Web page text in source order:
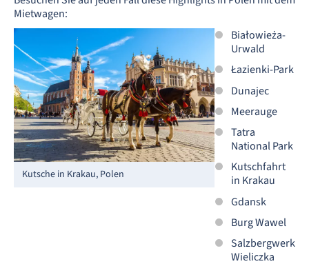
Mietwagen:
Kutsche in Krakau, Polen
Białowieża-
Urwald
Łazienki-Park
Dunajec
Meerauge
Tatra
National Park
Kutschfahrt
in Krakau
Gdansk
Burg Wawel
Salzbergwerk
Wieliczka